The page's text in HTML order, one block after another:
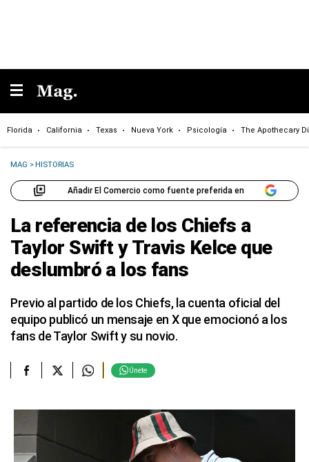
Florida California Texas Nueva York Psicología The Apothecary
MAG >HISTORIAS
Añadir El Comercio como fuente preferida en
La referencia de los Chiefs a
Taylor Swift y Travis Kelce que
deslumbró a los fans
Previo al partido de los Chiefs, la cuenta oficial del
equipo publicó un mensaje en X que emocionó a los
fans de Taylor Swift y su novio.
Únete